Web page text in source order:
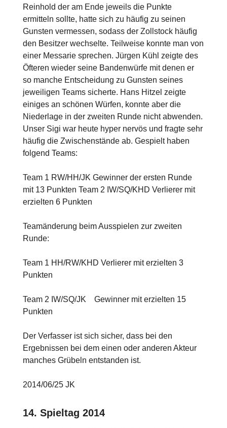
Reinhold der am Ende jeweils die Punkte
ermitteln sollte, hatte sich zu häufig zu seinen
Gunsten vermessen, sodass der Zollstock häufig
den Besitzer wechselte. Teilweise konnte man von
einer Messarie sprechen. Jürgen Kühl zeigte des
Öfteren wieder seine Bandenwürfe mit denen er
so manche Entscheidung zu Gunsten seines
jeweiligen Teams sicherte. Hans Hitzel zeigte
einiges an schönen Würfen, konnte aber die
Niederlage in der zweiten Runde nicht abwenden.
Unser Sigi war heute hyper nervös und fragte sehr
häufig die Zwischenstände ab. Gespielt haben
folgend Teams:
Team 1 RW/HH/JK Gewinner der ersten Runde
mit 13 Punkten Team 2 IW/SQ/KHD Verlierer mit
erzielten 6 Punkten
Teamänderung beim Ausspielen zur zweiten
Runde:
Team 1 HH/RW/KHD Verlierer mit erzielten 3
Punkten
Team 2 IW/SQ/JK Gewinner mit erzielten 15
Punkten
Der Verfasser ist sich sicher, dass bei den
Ergebnissen bei dem einen oder anderen Akteur
manches Grübeln entstanden ist.
2014/06/25 JK
14. Spieltag 2014